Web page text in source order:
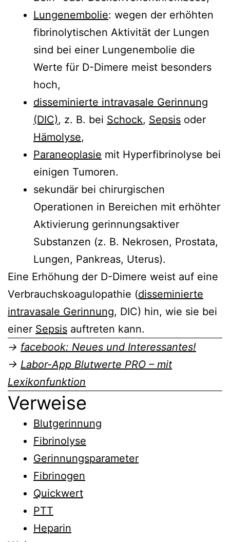
Lungenembolie: wegen der erhöhten
fibrinolytischen Aktivität der Lungen
sind bei einer Lungenembolie die
Werte für D-Dimere meist besonders
hoch,
disseminierte intravasale Gerinnung
(DIC), z. B. bei Schock, Sepsis oder
Hämolyse,
Paraneoplasie mit Hyperfibrinolyse bei
einigen Tumoren.
sekundär bei chirurgischen
Operationen in Bereichen mit erhöhter
Aktivierung gerinnungsaktiver
Substanzen (z. B. Nekrosen, Prostata,
Lungen, Pankreas, Uterus).
Eine Erhöhung der D-Dimere weist auf eine
Verbrauchskoagulopathie (disseminierte
intravasale Gerinnung, DIC) hin, wie sie bei
einer Sepsis auftreten kann.
→ facebook: Neues und Interessantes!
→ Labor-App Blutwerte PRO – mit
Lexikonfunktion
Verweise
Blutgerinnung
Fibrinolyse
Gerinnungsparameter
Fibrinogen
Quickwert
PTT
Heparin